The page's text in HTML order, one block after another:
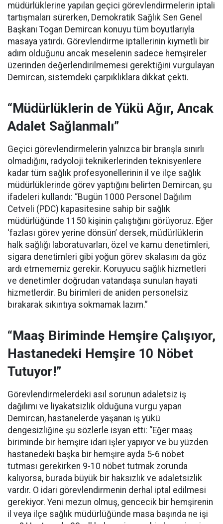
müdürlüklerine yapılan geçici görevlendirmelerin iptali
tartışmaları sürerken, Demokratik Sağlık Sen Genel
Başkanı Togan Demircan konuyu tüm boyutlarıyla
masaya yatırdı. Görevlendirme iptallerinin kıymetli bir
adım olduğunu ancak meselenin sadece hemşireler
üzerinden değerlendirilmemesi gerektiğini vurgulayan
Demircan, sistemdeki çarpıklıklara dikkat çekti.
“Müdürlüklerin de Yükü Ağır, Ancak
Adalet Sağlanmalı”
Geçici görevlendirmelerin yalnızca bir branşla sınırlı
olmadığını, radyoloji teknikerlerinden teknisyenlere
kadar tüm sağlık profesyonellerinin il ve ilçe sağlık
müdürlüklerinde görev yaptığını belirten Demircan, şu
ifadeleri kullandı: “Bugün 1000 Personel Dağılım
Cetveli (PDC) kapasitesine sahip bir sağlık
müdürlüğünde 1150 kişinin çalıştığını görüyoruz. Eğer
‘fazlası görev yerine dönsün’ dersek, müdürlüklerin
halk sağlığı laboratuvarları, özel ve kamu denetimleri,
sigara denetimleri gibi yoğun görev skalasını da göz
ardı etmememiz gerekir. Koruyucu sağlık hizmetleri
ve denetimler doğrudan vatandaşa sunulan hayati
hizmetlerdir. Bu birimleri de aniden personelsiz
bırakarak sıkıntıya sokmamak lazım.”
“Maaş Biriminde Hemşire Çalışıyor,
Hastanedeki Hemşire 10 Nöbet
Tutuyor!”
Görevlendirmelerdeki asıl sorunun adaletsiz iş
dağılımı ve liyakatsizlik olduğuna vurgu yapan
Demircan, hastanelerde yaşanan iş yükü
dengesizliğine şu sözlerle isyan etti: “Eğer maaş
biriminde bir hemşire idari işler yapıyor ve bu yüzden
hastanedeki başka bir hemşire ayda 5-6 nöbet
tutması gerekirken 9-10 nöbet tutmak zorunda
kalıyorsa, burada büyük bir haksızlık ve adaletsizlik
vardır. O idari görevlendirmenin derhal iptal edilmesi
gerekiyor. Yeni mezun olmuş, gencecik bir hemşirenin
il veya ilçe sağlık müdürlüğünde masa başında ne işi